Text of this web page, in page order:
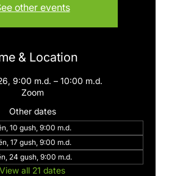
other events
& Location
9:00 m.d. – 10:00 m.d.
Zoom
Other dates
10 gush, 9:00 m.d.
17 gush, 9:00 m.d.
24 gush, 9:00 m.d.
View all 21 dates